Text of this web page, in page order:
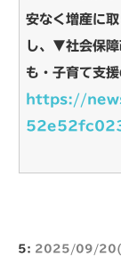
安なく増産に
し、▼社会保障
も・子育て支
https://
5: 2025/09/20(